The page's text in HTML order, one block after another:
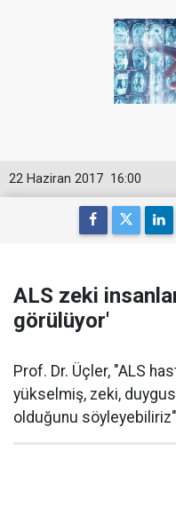
16:00
22 Haziran 2017
ALS zeki
görülüyor'
Prof. Dr. Üçler, "ALS
yükselmiş, zeki,
olduğunu